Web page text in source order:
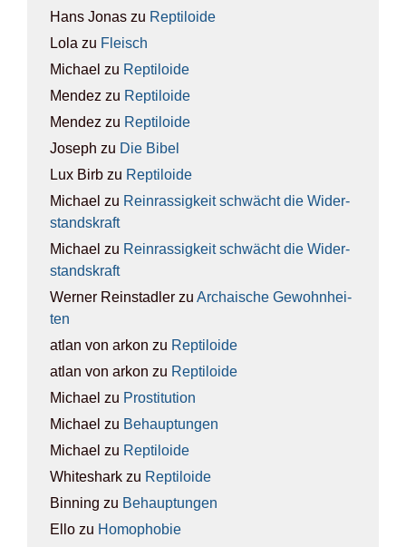
Hans Jonas zu Rep­ti­lo­ide
Lola zu Fleisch
Michael zu Rep­ti­lo­ide
Mendez zu Rep­ti­lo­ide
Mendez zu Rep­ti­lo­ide
Joseph zu Die Bibel
Lux Birb zu Rep­ti­lo­ide
Michael zu Rein­ras­sig­keit schwächt die Wider­
stands­kraft
Michael zu Rein­ras­sig­keit schwächt die Wider­
stands­kraft
Werner Reinstadler zu Archai­sche Gewohn­hei­
ten
atlan von arkon zu Rep­ti­lo­ide
atlan von arkon zu Rep­ti­lo­ide
Michael zu Pro­sti­tu­ti­on
Michael zu Behaup­tun­gen
Michael zu Rep­ti­lo­ide
Whiteshark zu Rep­ti­lo­ide
Binning zu Behaup­tun­gen
Ello zu Homo­pho­bie